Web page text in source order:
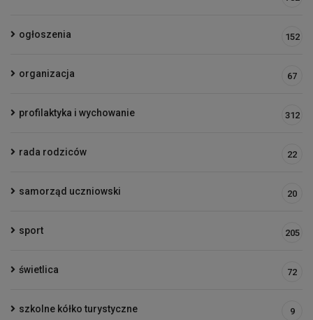
ogłoszenia 152
organizacja 67
profilaktyka i wychowanie 312
rada rodziców 22
samorząd uczniowski 20
sport 205
świetlica 72
szkolne kółko turystyczne 9